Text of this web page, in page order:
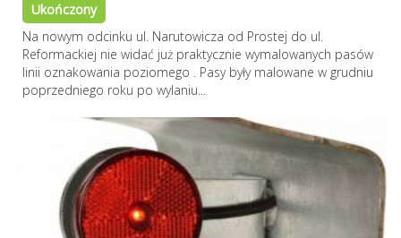
Ukończony
Na nowym odcinku ul. Narutowicza od Prostej do ul.
Reformackiej nie widać już praktycznie wymalowanych pasów
linii oznakowania poziomego . Pasy były malowane w grudniu
poprzedniego roku po wylaniu...